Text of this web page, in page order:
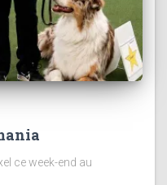
ce week-end au